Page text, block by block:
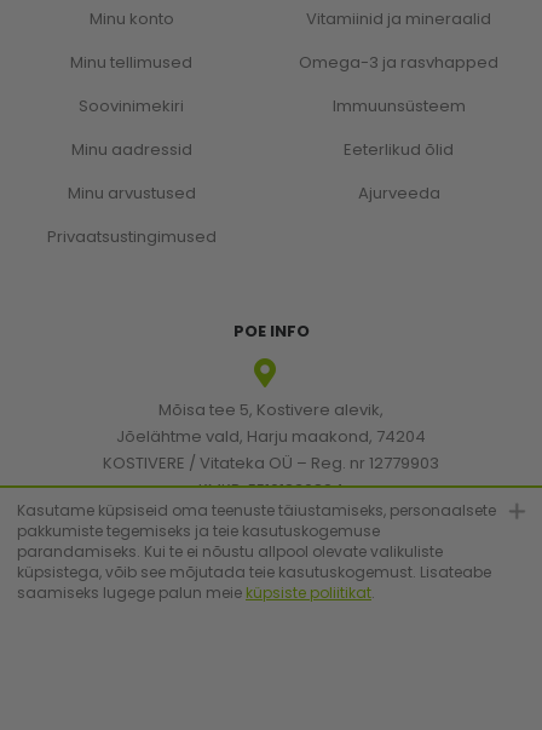
Minu konto
Minu tellimused
Soovinimekiri
Minu aadressid
Minu arvustused
Privaatsustingimused
Vitamiinid ja mineraalid
Omega-3 ja rasvhapped
Immuunsüsteem
Eeterlikud õlid
Ajurveeda
POE INFO
Mõisa tee 5, Kostivere alevik,
Jõelähtme vald, Harju maakond, 74204
KOSTIVERE / Vitateka OÜ – Reg. nr 12779903
KMKR: EE101830894
[email protected]
Kasutame küpsiseid oma teenuste täiustamiseks, personaalsete
pakkumiste tegemiseks ja teie kasutuskogemuse
parandamiseks. Kui te ei nõustu allpool olevate valikuliste
küpsistega, võib see mõjutada teie kasutuskogemust. Lisateabe
saamiseks lugege palun meie küpsiste poliitikat.